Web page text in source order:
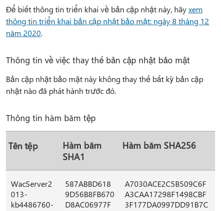
Để biết thông tin triển khai về bản cập nhật này, hãyxem
thông tin triển khai bản cập nhật bảo mật: ngày 8 tháng 12
năm 2020.
Thông tin về việc thay thế bản cập nhật bảo mật
Bản cập nhật bảo mật này không thay thế bất kỳ bản cập
nhật nào đã phát hành trước đó.
Thông tin hàm băm tệp
Tên tệp
Hàm băm
SHA1
Hàm băm SHA256
WacServer2
013-
kb4486760-
587ABBD618
9D56B8FB670
D8AC06977F
A7030ACE2C5B509C6F
A3CAA17298F1498CBF
3F177DA0997DD91B7C